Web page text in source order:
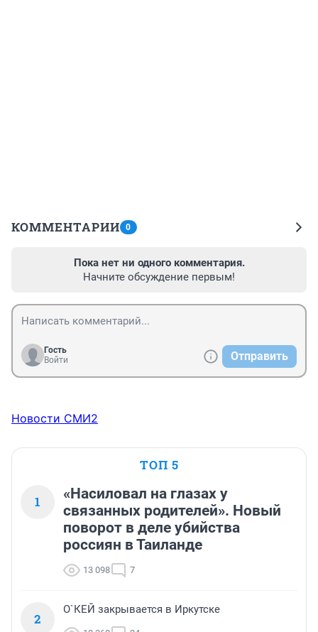
КОММЕНТАРИИ 0
Пока нет ни одного комментария.
Начните обсуждение первым!
Гость
Войти
Отправить
Новости СМИ2
ТОП 5
1
«Насиловал на глазах у
связанных родителей». Новый
поворот в деле убийства
россиян в Таиланде
13 098 7
2
О`КЕЙ закрывается в Иркутске